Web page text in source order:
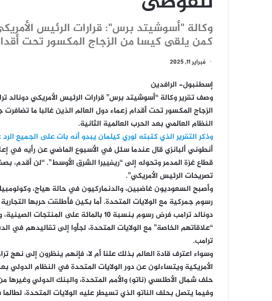
وكالة "أسوشيتد برس": قرارات الرئيس
كمن يلقى كيسا من الزجاج المكسور تحت
فبراير 11, 2025
إسطنبول- الرافدين
وصف تقرير وكالة “أسوشيتد برس” قرارات الرئيس الأمريكي دونالد
الزجاج المكسور تحت أقدام زعماء دول العالم الذين غالبا ما
النظام العالمي بعد الحرب العالمية الثانية.
وذكر التقرير الذي كتبته لوري كيلمان يبدو أنه بات على الجميع
أنطوني ألبانزي قال عندما سئل في الأسبوع الماضي عن رأيه في
قطاع غزة المدمر وتحوله إلى “ريفييرا الشرق الأوسط”. “لن أقدم،
تصريحات الرئيس الأمريكي”.
وأصبح السعوديون غاضبين، والدنماركيون في حالة هياج،
رسوم جمركية مع الولايات المتحدة. أما بكين فأطلقت حربها
دونالد ترامب فرض رسوم بنسبة 10 بالمائة
“علاقاتهم الخاصة” مع الولايات المتحدة، لجأوا إلى تقاليدهم في
ترامب.
وسواء اعترف قادة العالم بذلك علنا أم لا، فإنهم ينظرون إلى
الأمريكية ويتساءلون عن دور الولايات المتحدة في النظام الدولي
حلف شمال الأطلسي (ناتو) والأمم المتحدة، والبنك الدولي وغيرها
وفيما يتصل بحلف الناتو الذي تسيطر عليه الولايات المتحدة،